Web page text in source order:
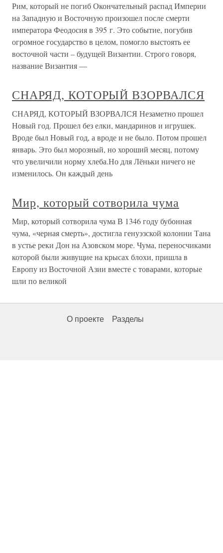
Рим, который не погиб Окончательный распад Империи
на Западную и Восточную произошел после смерти
императора Феодосия в 395 г. Это событие, погубив
огромное государство в целом, помогло выстоять ее
восточной части – будущей Византии. Строго говоря,
название Византия —
СНАРЯД, КОТОРЫЙ ВЗОРВАЛСЯ
СНАРЯД, КОТОРЫЙ ВЗОРВАЛСЯ Незаметно прошел
Новый год. Прошел без елки, мандаринов и игрушек.
Вроде был Новый год, а вроде и не было. Потом прошел
январь. Это был морозный, но хороший месяц, потому
что увеличили норму хлеба.Но для Лёньки ничего не
изменилось. Он каждый день
Мир, который сотворила чума
Мир, который сотворила чума В 1346 году бубонная
чума, «черная смерть», достигла генуэзской колонии Тана
в устье реки Дон на Азовском море. Чума, переносчиками
которой были живущие на крысах блохи, пришла в
Европу из Восточной Азии вместе с товарами, которые
шли по великой
О проекте Разделы